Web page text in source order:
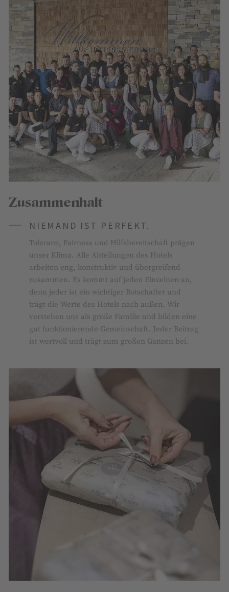
Zusammenhalt
NIEMAND IST PERFEKT.
Toleranz, Fairness und Hilfsbereitschaft prägen
unser Klima. Alle Abteilungen des Hotels
arbeiten eng, konstruktiv und übergreifend
zusammen. Es kommt auf jeden Einzelnen an,
denn jeder ist ein wichtiger Botschafter und
trägt die Werte des Hotels nach außen. Wir
verstehen uns als große Familie und bilden eine
gut funktionierende Gemeinschaft. Jeder Beitrag
ist wertvoll und trägt zum großen Ganzen bei.